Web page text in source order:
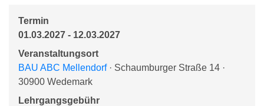
Termin
01.03.2027 - 12.03.2027
Veranstaltungsort
BAU ABC Mellendorf· Schaumburger Straße 14 ·
30900 Wedemark
Lehrgangsgebühr